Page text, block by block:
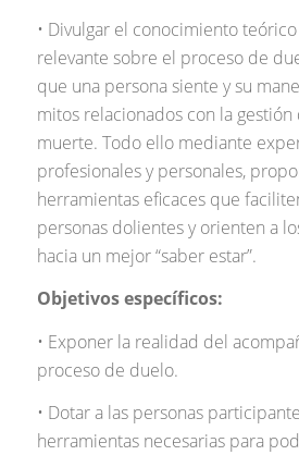
• Divulgar el conocimiento
relevante sobre el proceso de
que una persona siente y su
mitos relacionados con la
muerte. Todo ello mediante
profesionales y personales,
herramientas eficaces que
personas dolientes y orienten a
hacia un mejor “saber estar”.
Objetivos específicos:
• Exponer la realidad del
proceso de duelo.
• Dotar a las personas
herramientas necesarias para